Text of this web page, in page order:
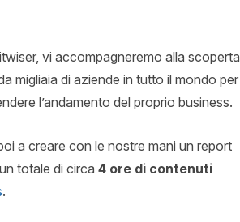
vi accompagneremo alla scoperta
migliaia di aziende in tutto il mondo per
l’andamento del proprio business.
a creare con le nostre mani un report
totale di circa 4 ore di contenuti
.